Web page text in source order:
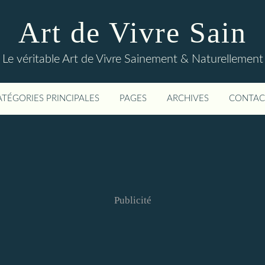
Art de Vivre Sain
Le véritable Art de Vivre Sainement & Naturellement
PRINCIPALES PAGES ARCHIVES
Publicité